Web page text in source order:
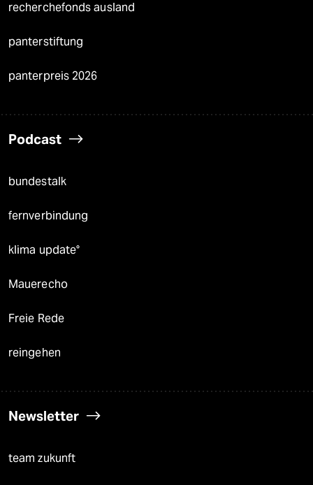
recherchefonds ausland
panterstiftung
panterpreis 2026
Podcast
bundestalk
fernverbindung
klima update°
Mauerecho
Freie Rede
reingehen
Newsletter
team zukunft